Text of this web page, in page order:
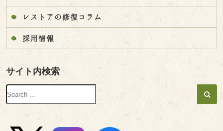
レストアの修復コラム
採用情報
サイト内検索